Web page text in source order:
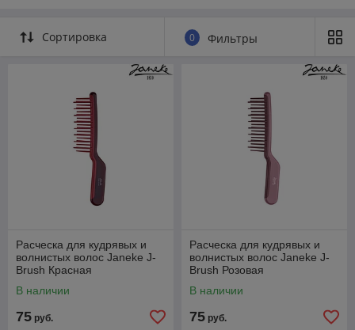
Сортировка 0 Фильтры
Расческа для кудрявых и
волнистых волос Janeke J-
Brush Красная
В наличии
75 руб.
Расческа для кудрявых и
волнистых волос Janeke J-
Brush Розовая
В наличии
75 руб.